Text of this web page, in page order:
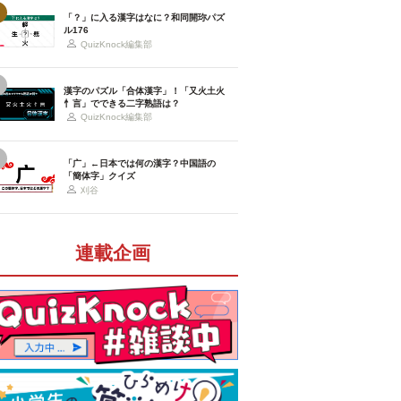
「？」に入る漢字はなに？和同開珎パズ
ル176
QuizKnock編集部
漢字のパズル「合体漢字」！「又火土火
忄言」でできる二字熟語は？
QuizKnock編集部
「广」←日本では何の漢字？中国語の
「簡体字」クイズ
刈谷
連載企画